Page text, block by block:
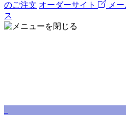
のご注文 オーダーサイト メ
ス